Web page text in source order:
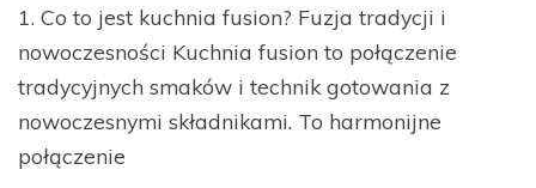
1. Co to jest kuchnia fusion? Fuzja tradycji i
nowoczesności Kuchnia fusion to połączenie
tradycyjnych smaków i technik gotowania z
nowoczesnymi składnikami. To harmonijne
połączenie